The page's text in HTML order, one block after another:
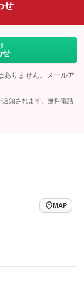
ル
トウォッシャー
せ
せ
ありません。メールア
知されます。無料電話
MAP